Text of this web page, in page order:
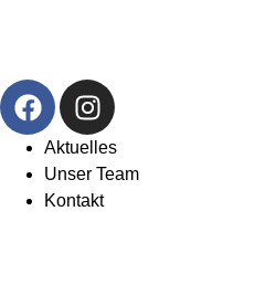
Aktuelles
Unser Team
Kontakt